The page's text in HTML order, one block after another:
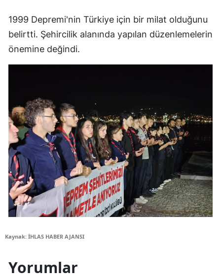
1999 Depremi'nin Türkiye için bir milat olduğunu
belirtti. Şehircilik alanında yapılan düzenlemelerin
önemine değindi.
Kaynak: İHLAS HABER AJANSI
Yorumlar